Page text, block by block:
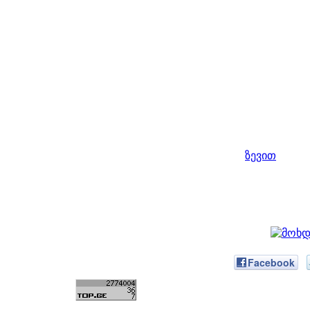
ზევით
Facebook